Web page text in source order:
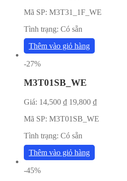
Mã SP: M3T31_1F_WE
Tình trạng: Có sẵn
Thêm vào giỏ hàng
-27%
M3T01SB_WE
Giá: 14,500 ₫ 19,800 ₫
Mã SP: M3T01SB_WE
Tình trạng: Có sẵn
Thêm vào giỏ hàng
-45%